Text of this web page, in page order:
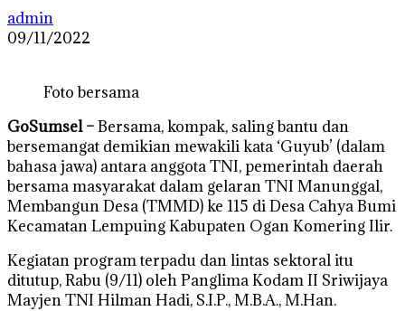
admin
09/11/2022
Foto bersama
GoSumsel –Bersama, kompak, saling bantu dan
bersemangat demikian mewakili kata ‘Guyub’ (dalam
bahasa jawa) antara anggota TNI, pemerintah daerah
bersama masyarakat dalam gelaran TNI Manunggal,
Membangun Desa (TMMD) ke 115 di Desa Cahya Bumi
Kecamatan Lempuing Kabupaten Ogan Komering Ilir.
Kegiatan program terpadu dan lintas sektoral itu
ditutup, Rabu (9/11) oleh Panglima Kodam II Sriwijaya
Mayjen TNI Hilman Hadi, S.I.P., M.B.A., M.Han.